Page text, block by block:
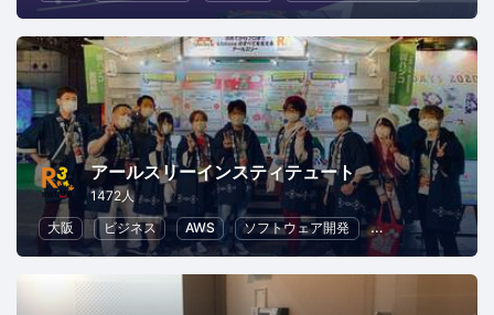
アールスリーインスティテュート
1472人
大阪
ビジネス AWS ソフトウェア開発 クラウド